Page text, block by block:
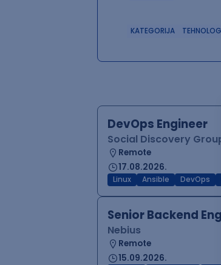
KATEGORIJA
DevOps Engineer
Social Discovery
Remote
17.08.2026.
Linux Ansible DevOps
Senior Backend
Nebius
Remote
15.09.2026.